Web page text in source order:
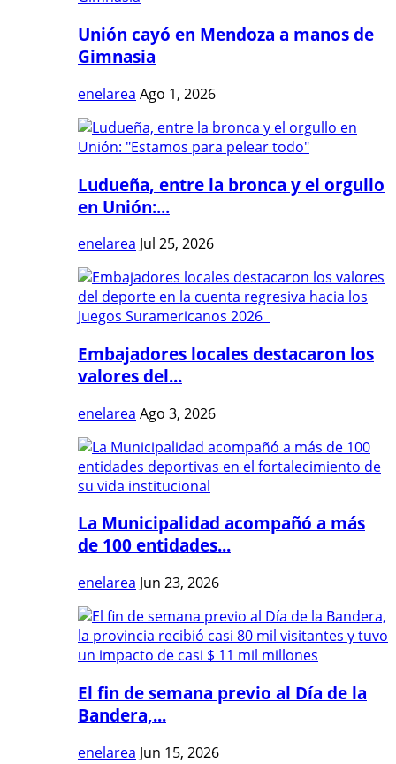
Unión cayó en Mendoza a manos de
Gimnasia
enelarea Ago 1, 2026
Ludueña, entre la bronca y el orgullo
en Unión:...
enelarea Jul 25, 2026
Embajadores locales destacaron los
valores del...
enelarea Ago 3, 2026
La Municipalidad acompañó a más
de 100 entidades...
enelarea Jun 23, 2026
El fin de semana previo al Día de la
Bandera,...
enelarea Jun 15, 2026